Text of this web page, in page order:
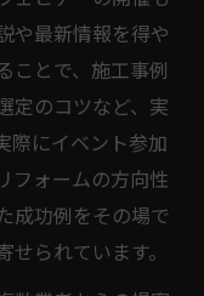
や最新情報を得や
ことで、施工事例
定のコツなど、実
際にイベント参加
フォームの方向性
成功例をその場で
られています。